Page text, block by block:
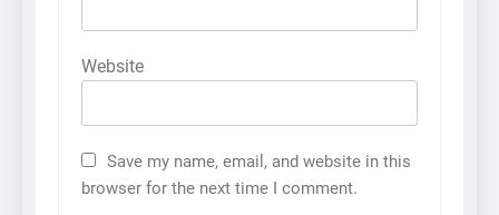
Website
Save my name, email, and website in this
browser for the next time I comment.